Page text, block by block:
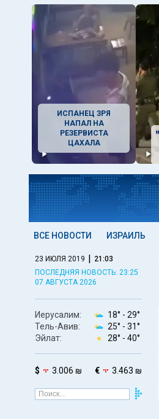
ИСПАНЕЦ ЗРЯ
НАПАЛ НА
РЕЗЕРВИСТА
ЦАХАЛА
ВСЕ НОВОСТИ ИЗРАИЛЬ
23 ИЮЛЯ 2019 | 21:03
ПОСЛЕДНЯЯ НОВОСТЬ: 23:25
07 АВГУСТА 2026
Иерусалим: 18° - 29°
Тель-Авив:
25° - 31°
Эйлат:
28° - 40°
$ 3.006 ₪ € 3.463 ₪